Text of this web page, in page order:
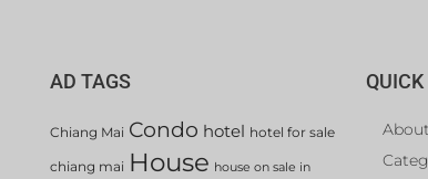
AD TAGS
Chiang Mai Condo hotel hotel for sale
chiang mai House house on sale in
About